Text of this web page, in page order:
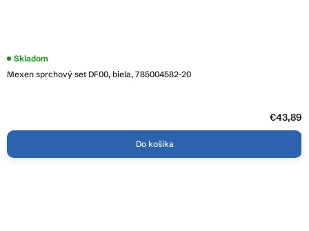
Mexen sprchový set DF00, biela, 785004582-20
Skladom
€43,89
Do košíka